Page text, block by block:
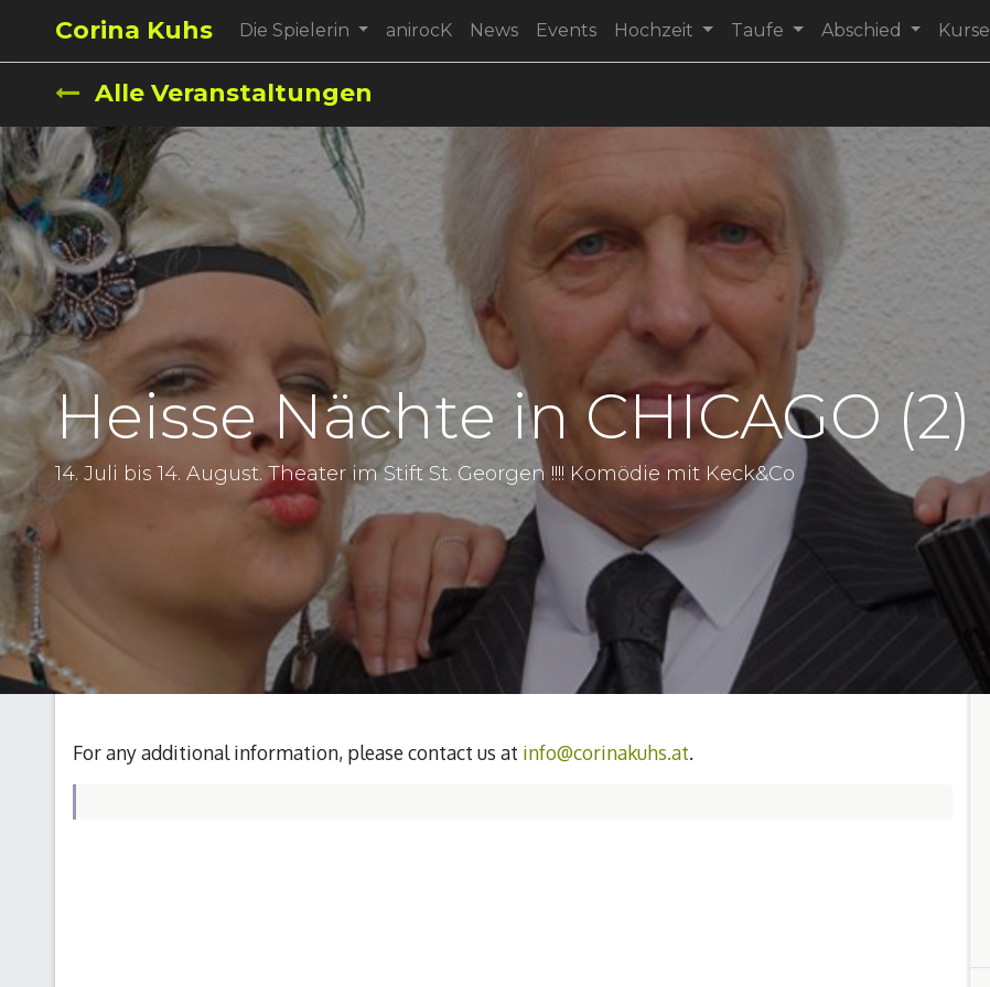
Corina Kuhs Die Spielerin anirocK News Events Hochzeit Taufe Abschied Kurse
Alle Veranstaltungen
Heisse Nächte in CHICAGO (2)
14. Juli bis 14. August. Theater im Stift St. Georgen !!!! Komödie mit Keck&Co
For any additional information, please contact us at info@corinakuhs.at.